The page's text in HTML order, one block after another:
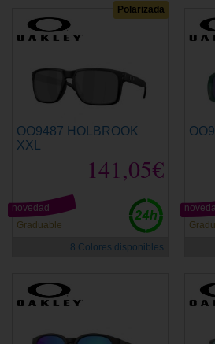
Polarizada
OO9487 HOLBROOK
XXL
141,05€
Graduable
novedad
8 Colores disponibles